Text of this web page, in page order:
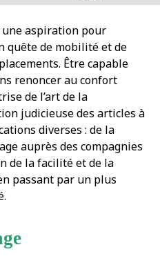
une aspiration pour
quête de mobilité et de
Être capable
renoncer au confort
de l’art de la
judicieuse des articles à
diverses : de la
auprès des compagnies
de la facilité et de la
passant par un plus